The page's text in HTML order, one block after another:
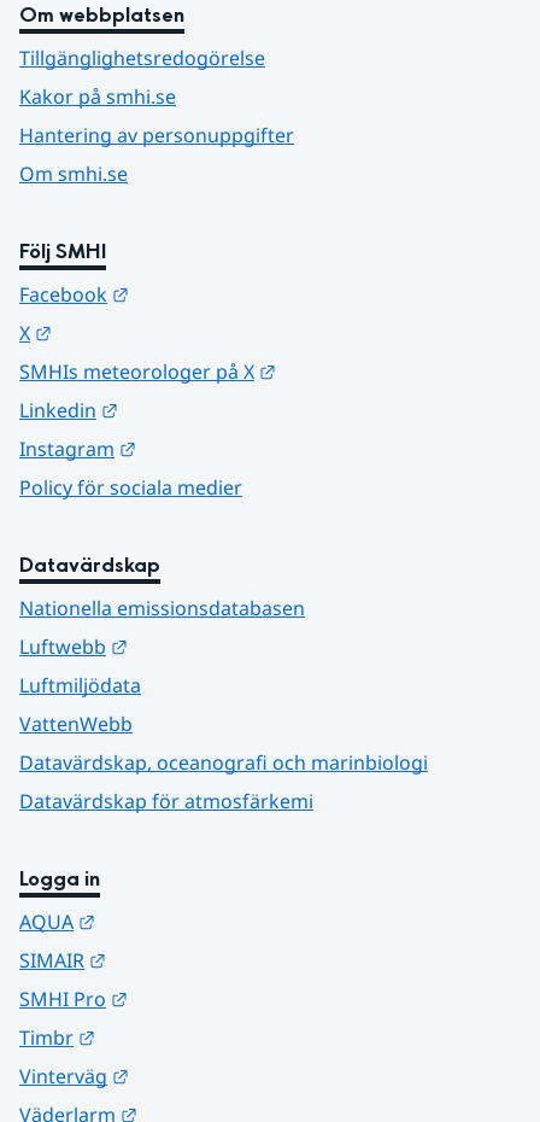
Om webbplatsen
Tillgänglighetsredogörelse
Kakor på smhi.se
Hantering av personuppgifter
Om smhi.se
Följ SMHI
Facebook
X
SMHIs meteorologer på X
Linkedin
Instagram
Policy för sociala medier
Datavärdskap
Nationella emissionsdatabasen
Luftwebb
Luftmiljödata
VattenWebb
Datavärdskap, oceanografi och marinbiologi
Datavärdskap för atmosfärkemi
Logga in
AQUA
SIMAIR
SMHI Pro
Timbr
Vinterväg
Väderlarm